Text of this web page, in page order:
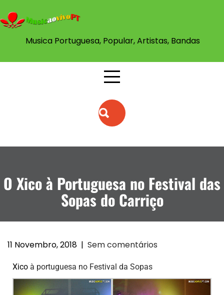
Musica Portuguesa, Popular, Artistas, Bandas
O Xico à Portuguesa no Festival das
Sopas do Carriço
11 Novembro, 2018 | Sem comentários
Xico à portuguesa no Festival da Sopas